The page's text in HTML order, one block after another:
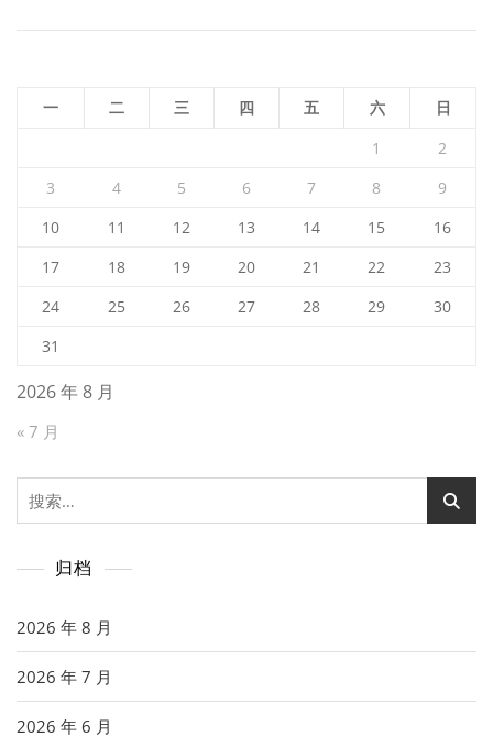
2026 年 8 月
一 二 三 四 五 六
日
1
2
3
4 5 6 7 8
9
10
11 12 13 14 15
16
17
18 19 20 21 22
23
24
25 26 27 28 29
30
31
« 7 月
搜
索：
归档
2026 年 8 月
2026 年 7 月
2026 年 6 月